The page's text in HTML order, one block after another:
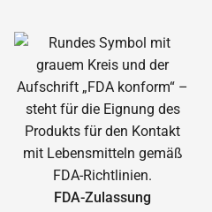
FDA-Zulassung